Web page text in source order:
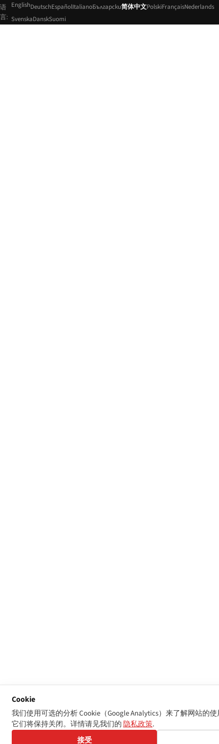
语
言:
EnglishDeutschEspañolItalianoБългарски简体中文PolskiFrançaisNederlands
SvenskaDanskSuomi
Cookie
我们使用可选的分析 Cookie（Google Analytics）来了解网站的
它们将保持关闭。详情请见我们的隐私政策.
接受